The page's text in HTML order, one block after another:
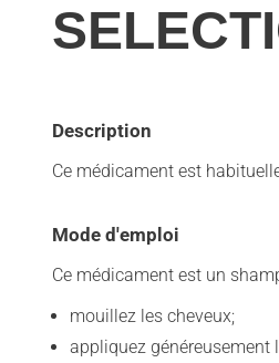
Description
Ce médicament est
Mode d'emploi
Ce médicament est un
mouillez les cheveux;
appliquez généreusement